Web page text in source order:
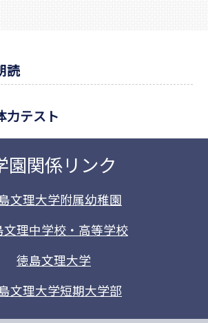
読
テスト
園関係リンク
文理大学附属幼稚園
文理中学校・高等学校
徳島文理大学
文理大学短期大学部